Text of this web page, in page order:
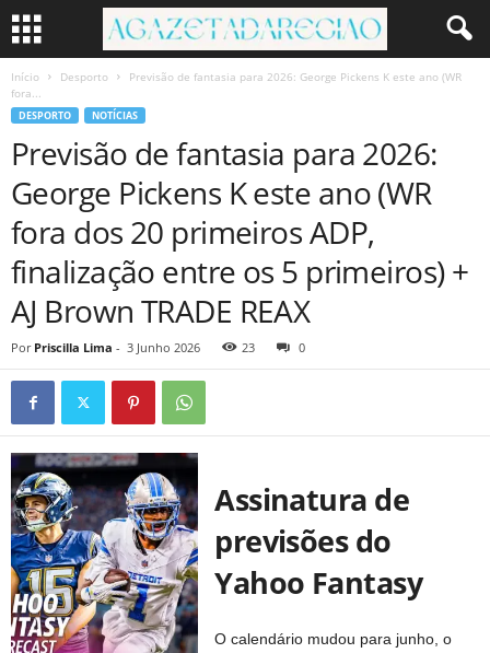
Início Desporto
Previsão de fantasia para 2026: George Pickens K este ano (WR
fora...
DESPORTO NOTÍCIAS
Previsão de fantasia para 2026:
George Pickens K este ano (WR
fora dos 20 primeiros ADP,
finalização entre os 5 primeiros) +
AJ Brown TRADE REAX
Por Priscilla Lima - 3 Junho 2026 23 0
Assinatura de
previsões do
Yahoo Fantasy
O calendário mudou para junho, o